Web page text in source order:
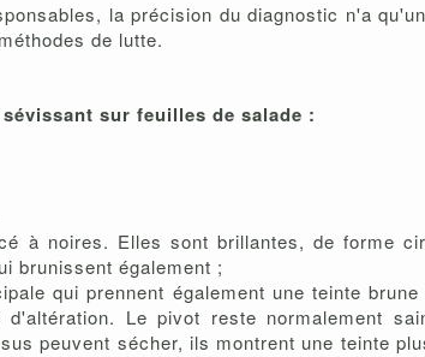
la précision du diagnostic n'a
de lutte.
sur feuilles de salade :
à noires. Elles sont brillantes, de forme
brunissent également ;
qui prennent également une teinte
Le pivot reste normalement
peuvent sécher, ils montrent une teinte